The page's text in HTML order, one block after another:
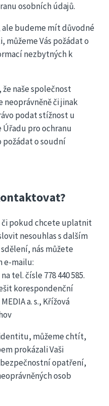
osobních údajů.
ale budeme mít důvodné
můžeme Vás požádat o
nezbytných k
naše společnost
neoprávněně či jinak
podat stížnost u
pro ochranu
požádat o soudní
či pokud chcete uplatnit
nesouhlas s dalším
nás můžete
e-mailu:
tel. čísle 778 440 585.
korespondenční
a. s., Křížová
můžeme chtít,
prokázali Vaši
opatření,
osob